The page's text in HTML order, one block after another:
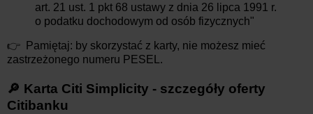
art. 21 ust. 1 pkt 68 ustawy z dnia 26 lipca 1991 r.
o podatku dochodowym od osób fizycznych"
👉 Pamiętaj: by skorzystać z karty, nie możesz mieć
zastrzeżonego numeru PESEL.
🔎 Karta Citi Simplicity - szczegóły oferty
Citibanku